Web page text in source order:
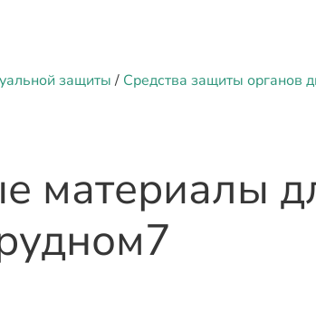
защиты/ Средства защиты органов
материалы
7